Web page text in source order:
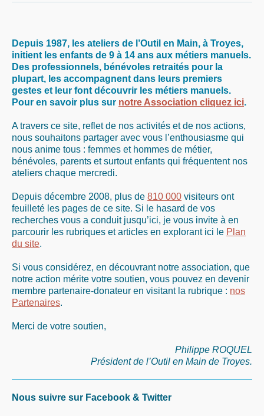
Depuis 1987, les ateliers de l’Outil en Main, à Troyes,
initient les enfants de 9 à 14 ans aux métiers manuels.
Des professionnels, bénévoles retraités pour la
plupart, les accompagnent dans leurs premiers
gestes et leur font découvrir les métiers manuels.
Pour en savoir plus sur notre Association cliquez ici.
A travers ce site, reflet de nos activités et de nos actions,
nous souhaitons partager avec vous l’enthousiasme qui
nous anime tous : femmes et hommes de métier,
bénévoles, parents et surtout enfants qui fréquentent nos
ateliers chaque mercredi.
Depuis décembre 2008, plus de 810 000 visiteurs ont
feuilleté les pages de ce site. Si le hasard de vos
recherches vous a conduit jusqu’ici, je vous invite à en
parcourir les rubriques et articles en explorant ici le Plan
du site.
Si vous considérez, en découvrant notre association, que
notre action mérite votre soutien, vous pouvez en devenir
membre partenaire-donateur en visitant la rubrique : nos
Partenaires.
Merci de votre soutien,
Philippe ROQUEL
Président de l’Outil en Main de Troyes.
Nous suivre sur Facebook & Twitter